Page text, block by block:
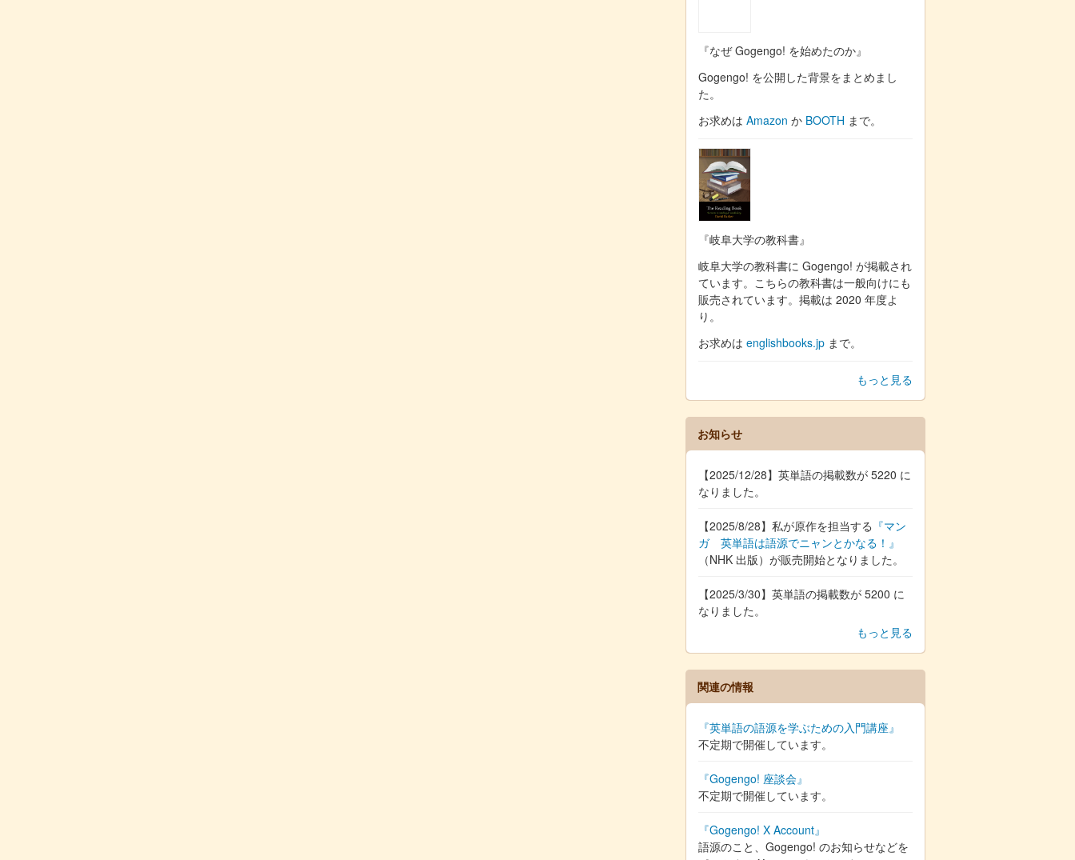
『なぜ Gogengo! を始めたのか』
Gogengo! を公開した背景をまとめまし
た。
お求めは Amazon か BOOTH まで。
『岐阜大学の教科書』
岐阜大学の教科書に Gogengo! が掲載され
ています。こちらの教科書は一般向けにも
販売されています。掲載は 2020 年度よ
り。
お求めは englishbooks.jp まで。
もっと見る
お知らせ
【2025/12/28】英単語の掲載数が 5220 に
なりました。
【2025/8/28】私が原作を担当する 『マン
ガ 英単語は語源でニャンとかなる！』
（NHK 出版）が販売開始となりました。
【2025/3/30】英単語の掲載数が 5200 に
なりました。
もっと見る
関連の情報
『英単語の語源を学ぶための入門講座』
不定期で開催しています。
『Gogengo! 座談会』
不定期で開催しています。
『Gogengo! X Account』
語源のこと、Gogengo! のお知らせなどを